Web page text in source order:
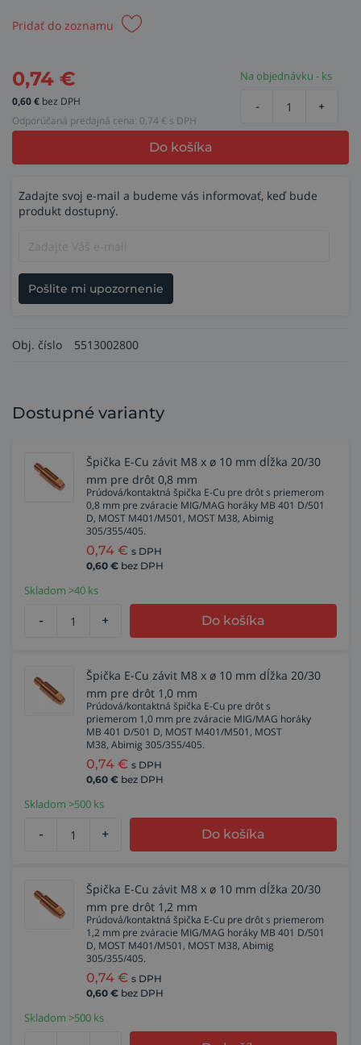
Pridať do zoznamu
0,74 €
0,60€ bez DPH
Odporúčaná predajná cena: 0,74 € s DPH
Na objednávku - ks
- +
Do košíka
Zadajte svoj e-mail a budeme vás informovať, keď bude
produkt dostupný.
Pošlite mi upozornenie
Obj. číslo 5513002800
Dostupné varianty
Špička E-Cu závit M8 x ø 10 mm dĺžka 20/30
mm pre drôt 0,8 mm
Prúdová/kontaktná špička E-Cu pre drôt s priemerom
0,8 mm pre zváracie MIG/MAG horáky MB 401 D/501
D, MOST M401/M501, MOST M38, Abimig
305/355/405.
0,74 € s DPH
0,60 € bez DPH
Skladom >40 ks
- + Do košíka
Špička E-Cu závit M8 x ø 10 mm dĺžka 20/30
mm pre drôt 1,0 mm
Prúdová/kontaktná špička E-Cu pre drôt s
priemerom 1,0 mm pre zváracie MIG/MAG horáky
MB 401 D/501 D, MOST M401/M501, MOST
M38, Abimig 305/355/405.
0,74 € s DPH
0,60 € bez DPH
Skladom >500 ks
- + Do košíka
Špička E-Cu závit M8 x ø 10 mm dĺžka 20/30
mm pre drôt 1,2 mm
Prúdová/kontaktná špička E-Cu pre drôt s priemerom
1,2 mm pre zváracie MIG/MAG horáky MB 401 D/501
D, MOST M401/M501, MOST M38, Abimig
305/355/405.
0,74 € s DPH
0,60 € bez DPH
Skladom >500 ks